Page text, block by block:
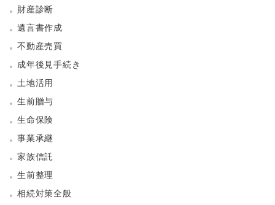
財産診断
遺言書作成
不動産売買
成年後見手続き
土地活用
生前贈与
生命保険
事業承継
家族信託
生前整理
相続対策全般